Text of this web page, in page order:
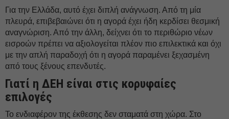
Για την Ελλάδα, αυτό έχει διπλή ανάγνωση. Από τη μία
πλευρά, επιβεβαιώνει ότι η αγορά έχει ήδη κερδίσει θεσμική
αναγνώριση. Από την άλλη, δείχνει ότι το περιθώριο νέων
εισροών πρέπει να αξιολογείται πλέον πιο επιλεκτικά και όχι
με την απλή παραδοχή ότι η αγορά παραμένει ξεχασμένη
από τους ξένους επενδυτές.
Γιατί η ΔEΗ είναι στις κορυφαίες
επιλογές
Το ενδιαφέρον της έκθεσης δεν σταματά στη χώρα. Στο